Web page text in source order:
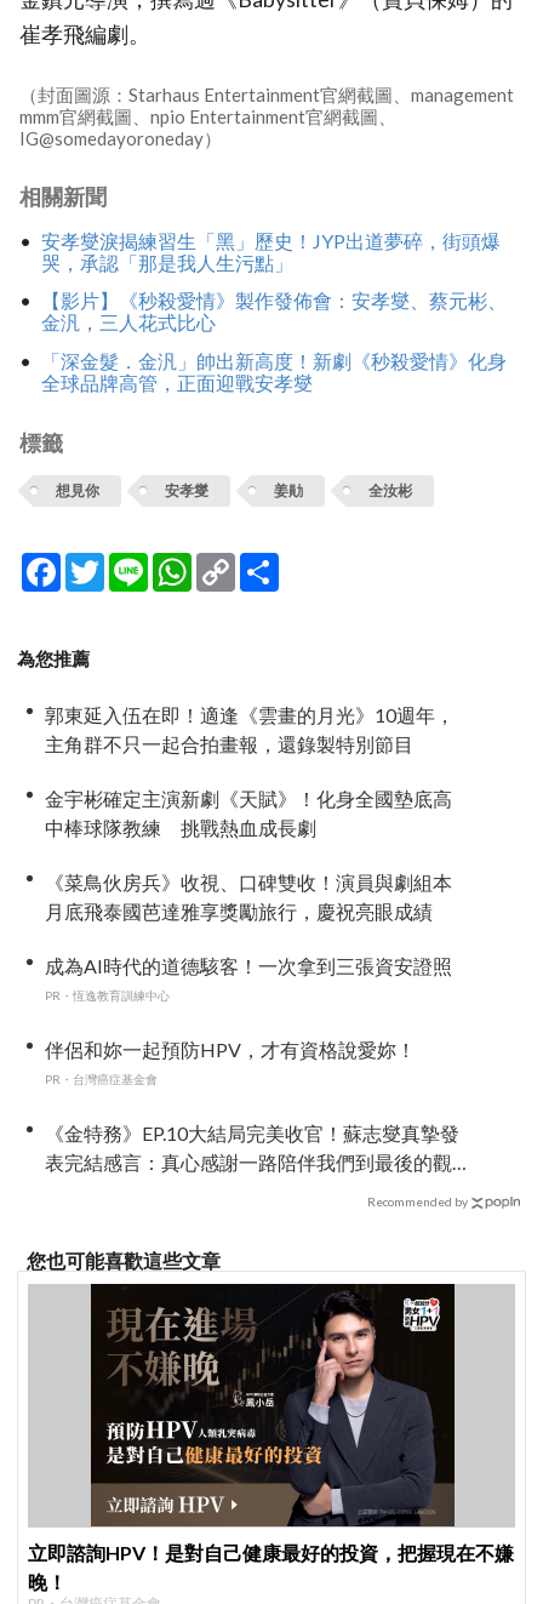
崔孝飛編劇。
（封面圖源：Starhaus Entertainment官網截圖、management
mmm官網截圖、npio Entertainment官網截圖、
IG@somedayoroneday）
相關新聞
安孝燮淚揭練習生「黑」歷史！JYP出道夢碎，街頭爆
哭，承認「那是我人生污點」
【影片】《秒殺愛情》製作發佈會：安孝燮、蔡元彬、
金汎，三人花式比心
「深金髮．金汎」帥出新高度！新劇《秒殺愛情》化身
全球品牌高管，正面迎戰安孝燮
標籤
想見你 安孝燮 姜勛 全汝彬
Facebook
TwitterLine WhatsApp
Copy
Link
為您推薦
郭東延入伍在即！適逢《雲畫的月光》10週年，
主角群不只一起合拍畫報，還錄製特別節目
金宇彬確定主演新劇《天賦》！化身全國墊底高
中棒球隊教練 挑戰熱血成長劇
《菜鳥伙房兵》收視、口碑雙收！演員與劇組本
月底飛泰國芭達雅享獎勵旅行，慶祝亮眼成績
成為AI時代的道德駭客！一次拿到三張資安證照
PR・恆逸教育訓練中心
伴侶和妳一起預防HPV，才有資格說愛妳！
PR・台灣癌症基金會
《金特務》EP.10大結局完美收官！蘇志燮真摯發
表完結感言：真心感謝一路陪伴我們到最後的觀
Recommended by
您也可能喜歡這些文章
立即諮詢HPV！是對自己健康最好的投資，把握現在不嫌
晚！